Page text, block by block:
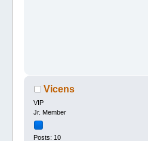
Vicens
VIP
Jr. Member
Posts: 10